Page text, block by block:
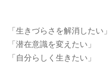
「生きづらさを解消したい」
「潜在意識を変えたい」
「自分らしく生きたい」